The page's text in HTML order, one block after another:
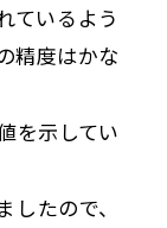
ているよう
精度はかな
を示してい
たので、